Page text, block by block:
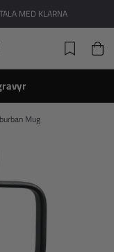
MED KLARNA
Mug